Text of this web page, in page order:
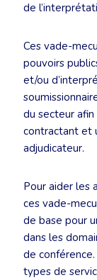
de
Ces vade-
pouvoirs
et/ou
du secteur
contractant et
adjudicateur.
Pour aider les
ces vade-
de base pour
dans les
de
types de